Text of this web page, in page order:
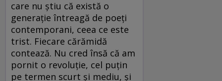
care nu știu că există o
generație întreagă de poeți
contemporani, ceea ce este
trist. Fiecare cărămidă
contează. Nu cred însă că am
pornit o revoluție, cel puțin
pe termen scurt și mediu, și